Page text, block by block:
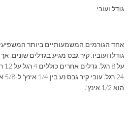
גודל ועובי
אחד הגורמים המשמעותיים ביותר
הוא 1/2 אינץ'.